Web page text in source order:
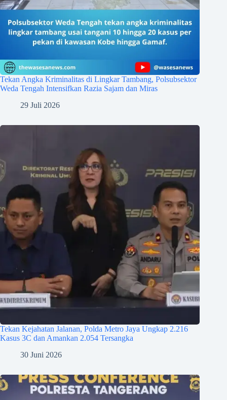
Tekan Angka Kriminalitas di Lingkar Tambang, Polsubsektor
Weda Tengah Intensifkan Razia Sajam dan Miras
29 Juli 2026
Tekan Kejahatan Jalanan, Polda Metro Jaya Ungkap 2.216
Kasus 3C dan Amankan 2.054 Tersangka
30 Juni 2026